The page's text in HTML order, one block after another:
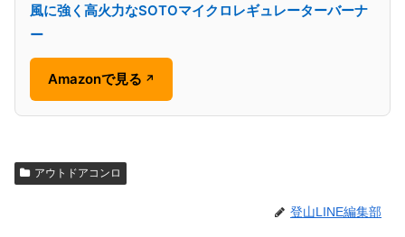
風に強く高火力なSOTOマイクロレギュレーターバーナ
ー
Amazonで見る ↗
アウトドアコンロ
登山LINE編集部